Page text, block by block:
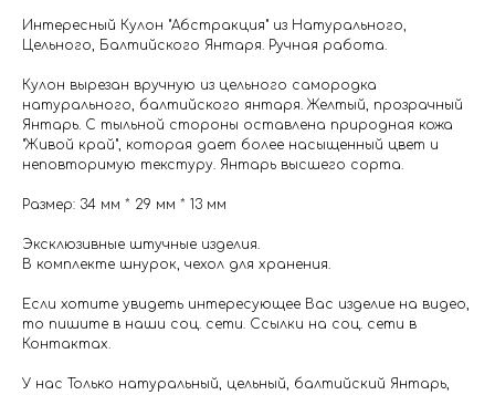
Интересный Кулон "Абстракция" из Натурального,
Цельного, Балтийского Янтаря. Ручная работа.
Кулон вырезан вручную из цельного самородка
натурального, балтийского янтаря. Желтый, прозрачный
Янтарь. С тыльной стороны оставлена природная кожа
"Живой край", которая дает более насыщенный цвет и
неповторимую текстуру. Янтарь высшего сорта.
Размер: 34 мм * 29 мм * 13 мм
Эксклюзивные штучные изделия.
В комплекте шнурок, чехол для хранения.
Если хотите увидеть интересующее Вас изделие на видео,
то пишите в наши соц. сети. Ссылки на соц. сети в
Контактах.
У нас Только натуральный, цельный, балтийский Янтарь,